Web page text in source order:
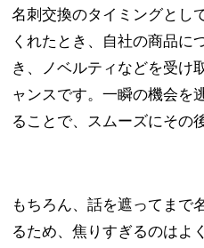
名刺交換のタイミングとし
くれたとき、自社の商品に
き、ノベルティなどを受け
ャンスです。一瞬の機会を
ることで、スムーズにその
もちろん、話を遮ってまで
るため、焦りすぎるのはよ